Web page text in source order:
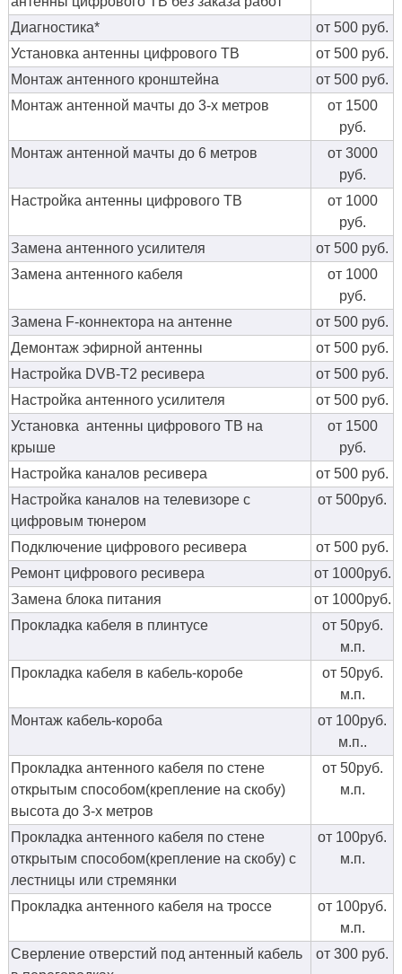
Диагностика*
от 500 руб.
Установка антенны цифрового ТВ
от 500 руб.
Монтаж антенного кронштейна
от 500 руб.
Монтаж антенной мачты до 3-х метров
от 1500
руб.
Монтаж антенной мачты до 6 метров
от 3000
руб.
Настройка антенны цифрового ТВ
от 1000
руб.
Замена антенного усилителя
от 500 руб.
Замена антенного кабеля
от 1000
руб.
Замена F-коннектора на антенне
от 500 руб.
Демонтаж эфирной антенны
от 500 руб.
Настройка DVB-T2 ресивера
от 500 руб.
Настройка антенного усилителя
от 500 руб.
Установка антенны цифрового ТВ на
крыше
от 1500
руб.
Настройка каналов ресивера
от 500 руб.
Настройка каналов на телевизоре с
цифровым тюнером
от 500руб.
Подключение цифрового ресивера
от 500 руб.
Ремонт цифрового ресивера
от 1000руб.
Замена блока питания
от 1000руб.
Прокладка кабеля в плинтусе
от 50руб.
м.п.
Прокладка кабеля в кабель-коробе
от 50руб.
м.п.
Монтаж кабель-короба
от 100руб.
м.п..
Прокладка антенного кабеля по стене
открытым способом(крепление на скобу)
высота до 3-х метров
от 50руб.
м.п.
Прокладка антенного кабеля по стене
открытым способом(крепление на скобу) с
лестницы или стремянки
от 100руб.
м.п.
Прокладка антенного кабеля на троссе
от 100руб.
м.п.
Сверление отверстий под антенный кабель
от 300 руб.